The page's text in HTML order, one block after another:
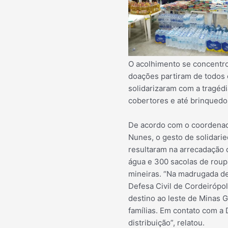
O acolhimento se
doações partiram de
solidarizaram com a
cobertores e até
De acordo com o
Nunes, o gesto de
resultaram na
água e 300 sacolas de
mineiras. “Na madrugada
Defesa Civil de
destino ao leste de Minas
famílias. Em contato com
distribuição”, relatou.